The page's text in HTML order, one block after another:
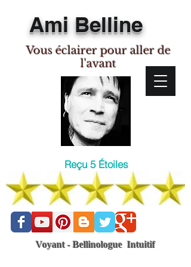
Ami Belline
Vous éclairer pour aller de
l'avant
Reçu 5 Étoiles
Voyant - Bellinologue Intuitif